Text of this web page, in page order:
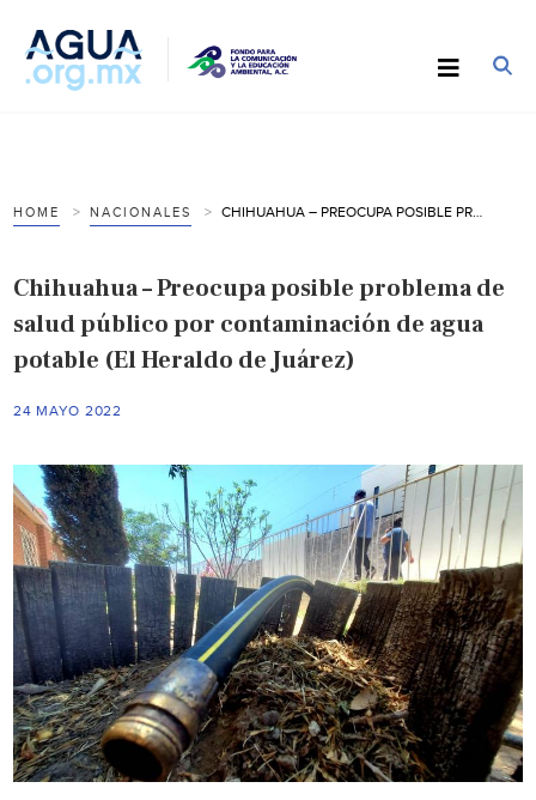
HOME NACIONALES
Chihuahua – Preocupa posible problema de
salud público por contaminación de agua
potable (El Heraldo de Juárez)
24 MAYO 2022